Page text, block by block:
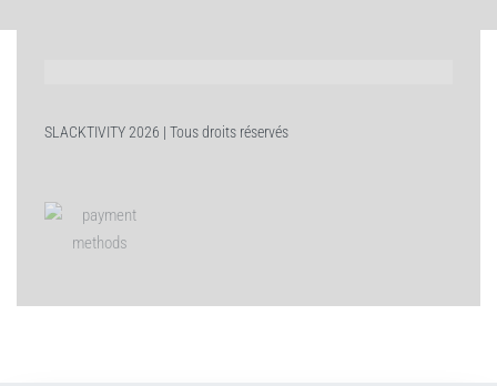
SLACKTIVITY 2026 | Tous droits réservés